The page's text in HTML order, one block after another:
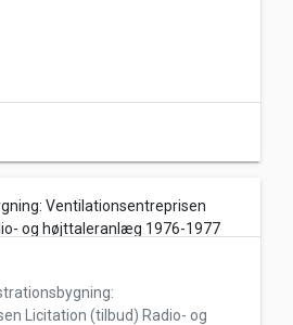
Ventilationsentreprisen
og højttaleranlæg 1976-1977
Licitation (tilbud) Radio- og